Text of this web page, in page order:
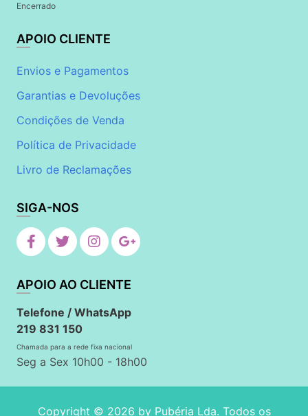
Encerrado
APOIO CLIENTE
Envios e Pagamentos
Garantias e Devoluções
Condições de Venda
Política de Privacidade
Livro de Reclamações
SIGA-NOS
APOIO AO CLIENTE
Telefone / WhatsApp
219 831 150
Chamada para a rede fixa nacional
Seg a Sex 10h00 - 18h00
Copyright © 2026 by Pubéria Lda. Todos os